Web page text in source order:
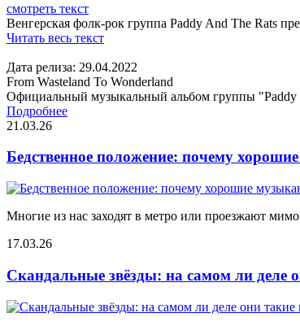
смотреть текст
Венгерская фолк-рок группа Paddy And The Rats
Читать весь текст
Дата релиза: 29.04.2022
From Wasteland To Wonderland
Официальный музыкальный альбом группы "Paddy
Подробнее
21.03.26
Бедственное положение: почему
Многие из нас заходят в метро или проезжают
17.03.26
Скандальные звёзды: на самом ли деле